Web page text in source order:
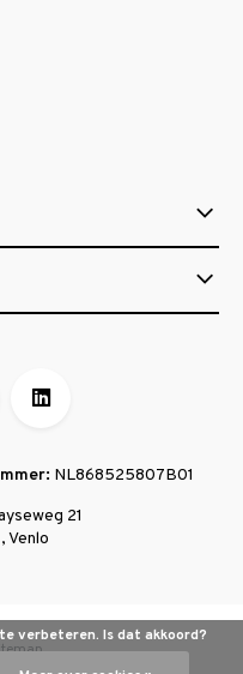
21
Venlo
NL868525807B01
verbeteren. Is dat akkoord?